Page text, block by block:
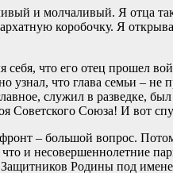
и молчаливый. Я отца
коробочку. Я
себя, что его отец прошел
узнал, что глава семьи –
служил в разведке,
Советского Союза! И вот
– большой вопрос.
что и несовершеннолетние
Родины под